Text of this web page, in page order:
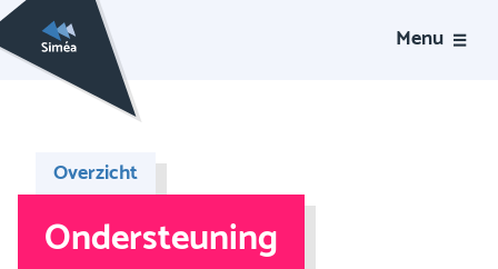
Menu
Overzicht
Ondersteuning